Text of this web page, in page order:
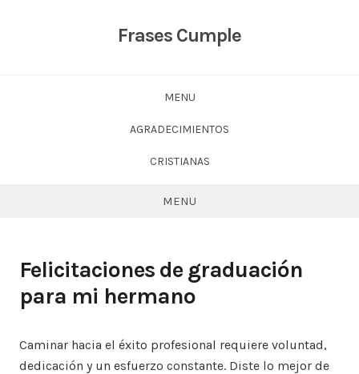
Frases Cumple
MENU
AGRADECIMIENTOS
CRISTIANAS
MENU
Felicitaciones de graduación
para mi hermano
Caminar hacia el éxito profesional requiere voluntad,
dedicación y un esfuerzo constante. Diste lo mejor de